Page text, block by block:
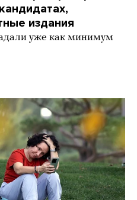
издания
уже как минимум